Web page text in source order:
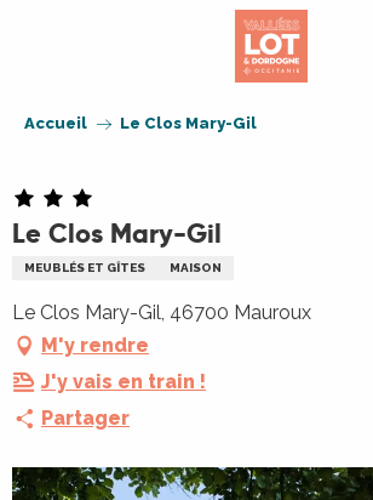
Accueil Le Clos Mary-Gil
Le Clos Mary-Gil
MEUBLÉS ET GÎTES MAISON
Le Clos Mary-Gil, 46700 Mauroux
M'y rendre
J'y vais en train !
Partager